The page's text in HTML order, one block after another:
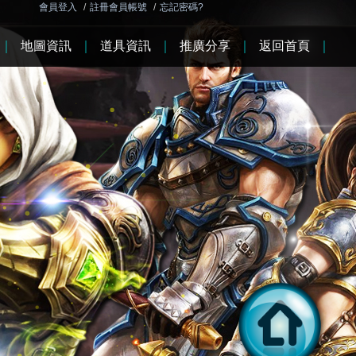
會員登入 / 註冊會員帳號 / 忘記密碼?